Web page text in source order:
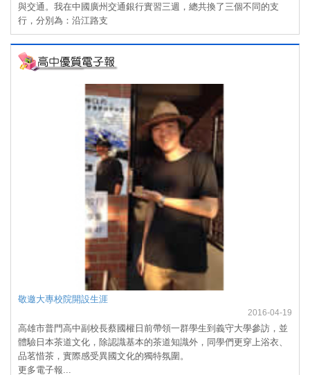
與交通。我在中國廣州交通銀行實習三週，總共換了三個不同的支
行，分別為：沿江路支
敬邀大專校院開設生涯
2016-04-19
高雄市普門高中副校長蔡國權日前帶領一群學生到義守大學參訪，並
體驗日本茶道文化，除認識基本的茶道知識外，同學們更穿上浴衣、
品茗惜茶，實際感受異國文化的獨特氛圍。
更多電子報...